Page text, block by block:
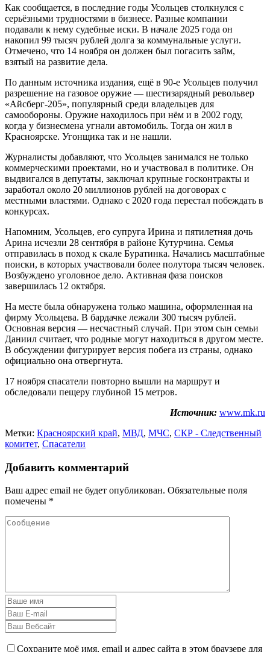
Как сообщается, в последние годы Усольцев столкнулся с
серьёзными трудностями в бизнесе. Разные компании
подавали к нему судебные иски. В начале 2025 года он
накопил 99 тысяч рублей долга за коммунальные услуги.
Отмечено, что 14 ноября он должен был погасить займ,
взятый на развитие дела.
По данным источника издания, ещё в 90-е Усольцев получил
разрешение на газовое оружие — шестизарядный револьвер
«Айсберг-205», популярный среди владельцев для
самообороны. Оружие находилось при нём и в 2002 году,
когда у бизнесмена угнали автомобиль. Тогда он жил в
Красноярске. Угонщика так и не нашли.
Журналисты добавляют, что Усольцев занимался не только
коммерческими проектами, но и участвовал в политике. Он
выдвигался в депутаты, заключал крупные госконтракты и
заработал около 20 миллионов рублей на договорах с
местными властями. Однако с 2020 года перестал побеждать в
конкурсах.
Напомним, Усольцев, его супруга Ирина и пятилетняя дочь
Арина исчезли 28 сентября в районе Кутурчина. Семья
отправилась в поход к скале Буратинка. Начались масштабные
поиски, в которых участвовали более полутора тысяч человек.
Возбуждено уголовное дело. Активная фаза поисков
завершилась 12 октября.
На месте была обнаружена только машина, оформленная на
фирму Усольцева. В бардачке лежали 300 тысяч рублей.
Основная версия — несчастный случай. При этом сын семьи
Даниил считает, что родные могут находиться в другом месте.
В обсуждении фигурирует версия побега из страны, однако
официально она отвергнута.
17 ноября спасатели повторно вышли на маршрут и
обследовали пещеру глубиной 15 метров.
Источник: www.mk.ru
Метки: Красноярский край, МВД, МЧС, СКР - Следственный
комитет, Спасатели
Добавить комментарий
Ваш адрес email не будет опубликован. Обязательные поля
помечены *
Сохраните моё имя, email и адрес сайта в этом браузере для